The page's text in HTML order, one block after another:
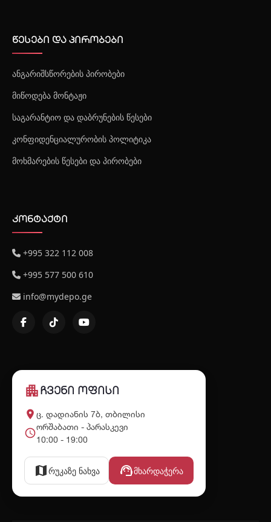
წესები და პირობები
ანგარიშსწორების პირობები
მიწოდება მონტაჟი
საგარანტიო და დაბრუნების წესები
კონფიდენციალურობის პოლიტიკა
მოხმარების წესები და პირობები
კონტაქტი
+995 322 112 008
+995 577 500 610
info@mydepo.ge
apartmentჩვენი ოფისი
place ც. დადიანის 7ბ, თბილისი
schedule
ორშაბათი - პარასკევი
10:00 - 19:00
map რუკაზე ნახვა support_agentმხარდაჭერა